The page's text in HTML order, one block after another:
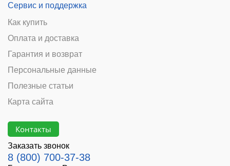
Сервис и поддержка
Как купить
Оплата и доставка
Гарантия и возврат
Персональные данные
Полезные статьи
Карта сайта
Контакты
Заказать звонок
8 (800) 700-37-38